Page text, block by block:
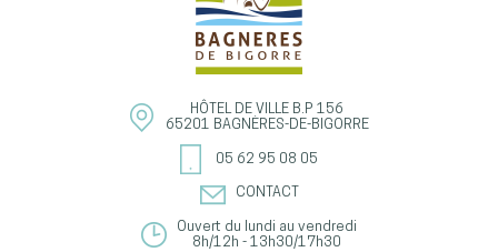
HÔTEL DE VILLE B.P 156
65201 BAGNÈRES-DE-BIGORRE
05 62 95 08 05
CONTACT
Ouvert du lundi au vendredi
8h/12h - 13h30/17h30